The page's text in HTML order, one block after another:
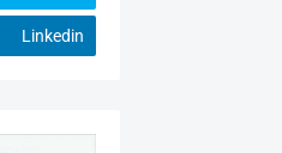
Linkedin